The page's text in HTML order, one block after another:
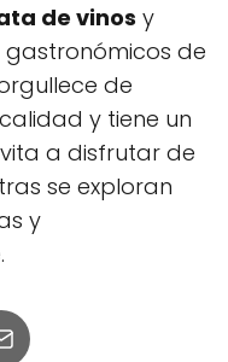
de vinos y
de
de
y tiene un
a disfrutar de
se exploran
y